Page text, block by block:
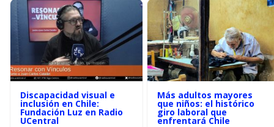
Discapacidad visual e
inclusión en Chile:
Fundación Luz en Radio
UCentral
Más adultos mayores
que niños: el histórico
giro laboral que
enfrentará Chile